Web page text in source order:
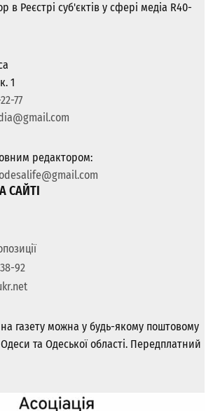
в Реєстрі суб'єктів у сфері медіа R40-
1
77
редактором:
САЙТІ
92
газету можна у будь-якому поштовому
Одеси та Одеської області. Передплатний